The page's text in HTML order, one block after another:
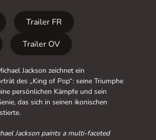
Trailer FR
Trailer OV
Jackson zeichnet ein
des „King of Pop“: seine Triumphe
persönlichen Kämpfe und sein
das sich in seinen ikonischen
Jackson paints a multi-faceted